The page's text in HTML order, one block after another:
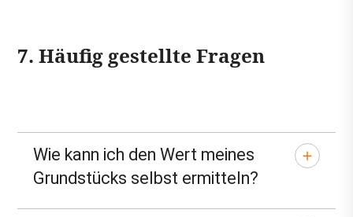
7. Häufig gestellte Fragen
Wie kann ich den Wert meines
Grundstücks selbst ermitteln?